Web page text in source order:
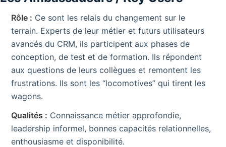
Rôle : Ce sont les relais du changement sur le
terrain. Experts de leur métier et futurs utilisateurs
avancés du CRM, ils participent aux phases de
conception, de test et de formation. Ils répondent
aux questions de leurs collègues et remontent les
frustrations. Ils sont les “locomotives” qui tirent les
wagons.
Qualités : Connaissance métier approfondie,
leadership informel, bonnes capacités relationnelles,
enthousiasme et disponibilité.